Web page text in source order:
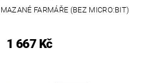
FARMÁŘE (BEZ MICRO:BIT)
1 667 Kč